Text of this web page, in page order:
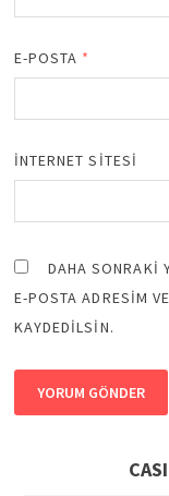
E-POSTA *
İNTERNET SITESI
DAHA SONRAKI
E-POSTA ADRESIM
KAYDEDILSIN.